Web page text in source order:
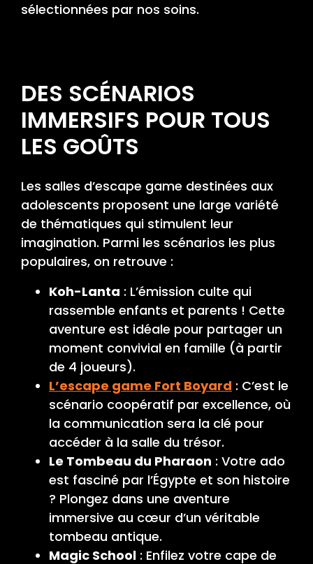
sélectionnées par nos soins.
DES SCÉNARIOS
IMMERSIFS POUR TOUS
LES GOÛTS
Les salles d’escape game destinées aux
adolescents proposent une large variété
de thématiques qui stimulent leur
imagination. Parmi les scénarios les plus
populaires, on retrouve :
Koh-Lanta : L’émission culte qui
rassemble enfants et parents ! Cette
aventure est idéale pour partager un
moment convivial en famille (à partir
de 4 joueurs).
L’escape game Fort Boyard : C’est le
scénario coopératif par excellence, où
la communication sera la clé pour
accéder à la salle du trésor.
Le Tombeau du Pharaon : Votre ado
est fasciné par l’Égypte et son histoire
? Plongez dans une aventure
immersive au cœur d’un véritable
tombeau antique.
Magic School : Enfilez votre cape de